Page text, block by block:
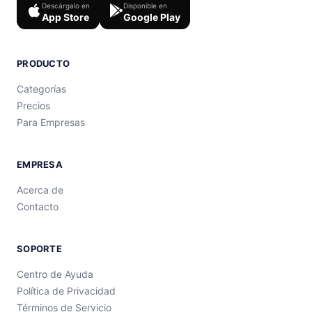
Descárgalo en
App Store
Disponible en
Google Play
PRODUCTO
Categorías
Precios
Para Empresas
EMPRESA
Acerca de
Contacto
SOPORTE
Centro de Ayuda
Política de Privacidad
Términos de Servicio